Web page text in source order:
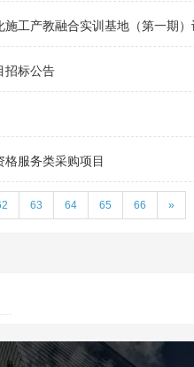
工产教融合实训基地（第一期
招标公告
服务类采购项目
63 64 65 66 »